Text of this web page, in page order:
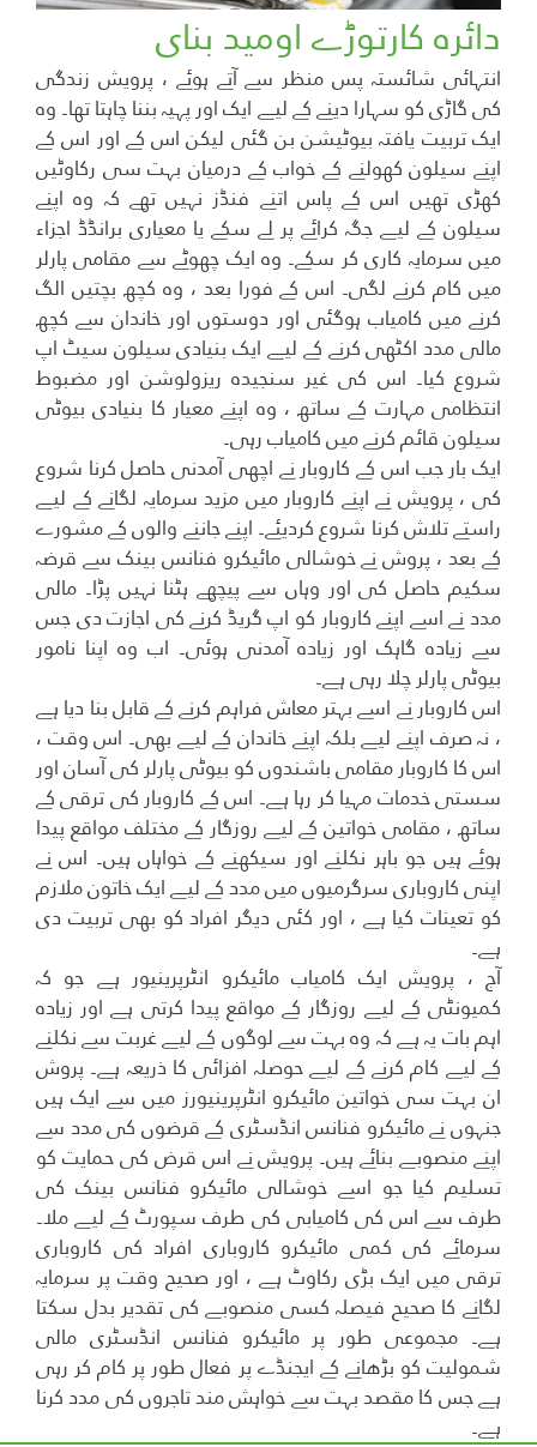
دائرہ کارتوڑے اوميد بنای
انتہائی شائستہ پس منظر سے آتے ہوئے ، پرویش زندگی
کی گاڑی کو سہارا دینے کے لیے ایک اور پہیہ بننا چاہتا تھا۔ وہ
ایک تربیت یافتہ بیوٹیشن بن گئی لیکن اس کے اور اس کے
اپنے سیلون کھولنے کے خواب کے درمیان بہت سی رکاوٹیں
کھڑی تھیں اس کے پاس اتنے فنڈز نہیں تھے کہ وہ اپنے
سیلون کے لیے جگہ کرائے پر لے سکے یا معیاری برانڈڈ اجزاء
میں سرمایہ کاری کر سکے۔ وہ ایک چھوٹے سے مقامی پارلر
میں کام کرنے لگی۔ اس کے فورا بعد ، وہ کچھ بچتیں الگ
کرنے میں کامیاب ہوگئی اور دوستوں اور خاندان سے کچھ
مالی مدد اکٹھی کرنے کے لیے ایک بنیادی سیلون سیٹ اپ
شروع کیا۔ اس کی غیر سنجیدہ ریزولوشن اور مضبوط
انتظامی مہارت کے ساتھ ، وہ اپنے معیار کا بنیادی بیوٹی
سیلون قائم کرنے میں کامیاب رہی۔
ایک بار جب اس کے کاروبار نے اچھی آمدنی حاصل کرنا شروع
کی ، پرویش نے اپنے کاروبار میں مزید سرمایہ لگانے کے لیے
راستے تلاش کرنا شروع کردیئے۔ اپنے جاننے والوں کے مشورے
کے بعد ، پروش نے خوشالی مائیکرو فنانس بینک سے قرضہ
سکیم حاصل کی اور وہاں سے پیچھے ہٹنا نہیں پڑا۔ مالی
مدد نے اسے اپنے کاروبار کو اپ گریڈ کرنے کی اجازت دی جس
سے زیادہ گاہک اور زیادہ آمدنی ہوئی۔ اب وہ اپنا نامور
بیوٹی پارلر چلا رہی ہے۔
اس کاروبار نے اسے بہتر معاش فراہم کرنے کے قابل بنا دیا ہے
، نہ صرف اپنے لیے بلکہ اپنے خاندان کے لیے بھی۔ اس وقت ،
اس کا کاروبار مقامی باشندوں کو بیوٹی پارلر کی آسان اور
سستی خدمات مہیا کر رہا ہے۔ اس کے کاروبار کی ترقی کے
ساتھ ، مقامی خواتین کے لیے روزگار کے مختلف مواقع پیدا
ہوئے ہیں جو باہر نکلنے اور سیکھنے کے خواہاں ہیں۔ اس نے
اپنی کاروباری سرگرمیوں میں مدد کے لیے ایک خاتون ملازم
کو تعینات کیا ہے ، اور کئی دیگر افراد کو بھی تربیت دی
ہے۔
آج ، پرویش ایک کامیاب مائیکرو انٹرپرینیور ہے جو کہ
کمیونٹی کے لیے روزگار کے مواقع پیدا کرتی ہے اور زیادہ
اہم بات یہ ہے کہ وہ بہت سے لوگوں کے لیے غربت سے نکلنے
کے لیے کام کرنے کے لیے حوصلہ افزائی کا ذریعہ ہے۔ پروش
ان بہت سی خواتین مائیکرو انٹرپرینیورز میں سے ایک ہیں
جنہوں نے مائیکرو فنانس انڈسٹری کے قرضوں کی مدد سے
اپنے منصوبے بنائے ہیں۔ پرویش نے اس قرض کی حمایت کو
تسلیم کیا جو اسے خوشالی مائیکرو فنانس بینک کی
طرف سے اس کی کامیابی کی طرف سپورٹ کے لیے ملا۔
سرمائے کی کمی مائیکرو کاروباری افراد کی کاروباری
ترقی میں ایک بڑی رکاوٹ ہے ، اور صحیح وقت پر سرمایہ
لگانے کا صحیح فیصلہ کسی منصوبے کی تقدیر بدل سکتا
ہے۔ مجموعی طور پر مائیکرو فنانس انڈسٹری مالی
شمولیت کو بڑھانے کے ایجنڈے پر فعال طور پر کام کر رہی
ہے جس کا مقصد بہت سے خواہش مند تاجروں کی مدد کرنا
ہے۔